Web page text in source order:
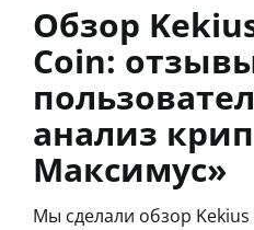
Обзор
Coin:
анализ
Максимус»
Мы сделали обзор Kekius